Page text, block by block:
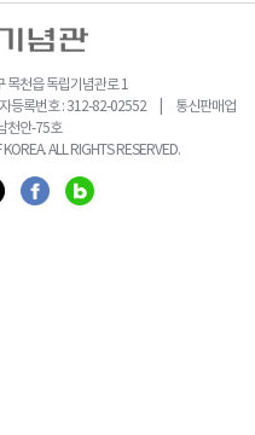
목천읍 독립기념관로 1
등록번호 : 312-82-02552 | 통신판매업
천안-75호
ALL RIGHTS RESERVED.